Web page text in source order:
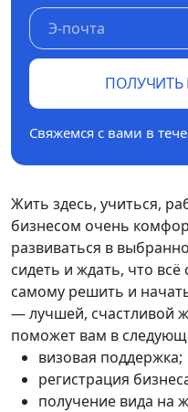
ПОЛУЧИТЬ
Свяжемся с вами в
Жить здесь, учиться,
бизнесом очень
развиваться в
сидеть и ждать, что
самому решить и
— лучшей, счастливой
поможет вам в
визовая поддержка;
регистрация
получение вида на